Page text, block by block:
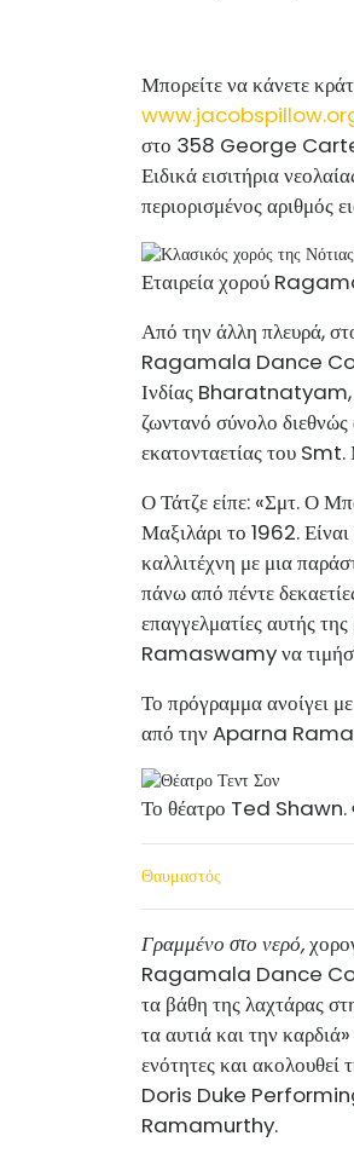
Μπορείτε να κάνετε
στο 358 George Carter
Ειδικά εισιτήρια
περιορισμένος αριθμός
Εταιρεία χορού
Από την άλλη πλευρά,
Ragamala Dance
Ινδίας Bharatnatyam,
ζωντανό σύνολο
εκατονταετίας του
Ο Τάτζε είπε: «Σμτ. Ο
Μαξιλάρι το 1962.
καλλιτέχνη με μια
πάνω από πέντε
επαγγελματίες αυτής
Ramaswamy να
Το πρόγραμμα ανοίγει
από την Aparna
Το θέατρο Ted
Θαυμαστός
Γραμμένο στο νερό,
Ragamala Dance
τα βάθη της λαχτάρας
τα αυτιά και την
ενότητες και
Doris Duke
Ramamurthy.